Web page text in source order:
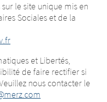
le site unique mis en
Sociales et de la
et Libertés,
de faire rectifier si
nous contacter le